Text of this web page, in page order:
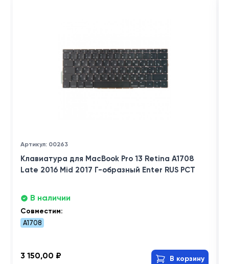
Артикул: 00263
Клавиатура для MacBook Pro 13 Retina A1708
Late 2016 Mid 2017 Г-образный Enter RUS РСТ
В наличии
Совместим:
A1708
3 150,00 ₽ В корзину